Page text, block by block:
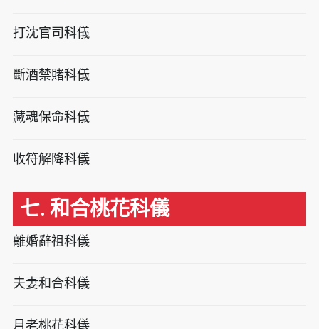
打沈官司科儀
斷酒禁賭科儀
藏魂保命科儀
收符解降科儀
七. 和合桃花科儀
離婚辭祖科儀
夫妻和合科儀
月老桃花科儀